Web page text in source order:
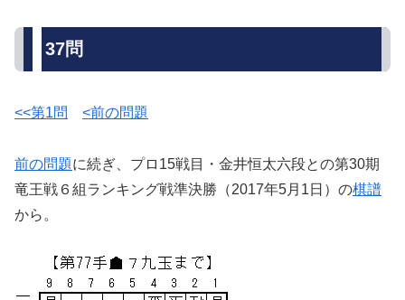
37問
<<第1問 <前の問題
前の問題に続ぎ、プロ15戦目・金井恒太六段との第30期
竜王戦６組ランキング戦準決勝（2017年5月1日）の棋譜
から。